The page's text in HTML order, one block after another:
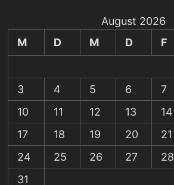
August 2026
M
D M D F
3
4 5 6 7
10
11 12 13 14
17
18 19 20 21
24
25 26 27 28
31